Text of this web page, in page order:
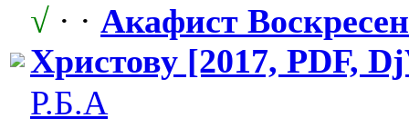
√ · · Акафист
Христову [2017, PDF,
Р.Б.А